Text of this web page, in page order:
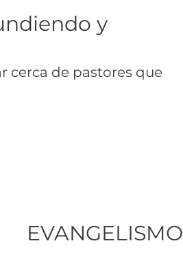
y
cerca de pastores que
EVANGELISMO